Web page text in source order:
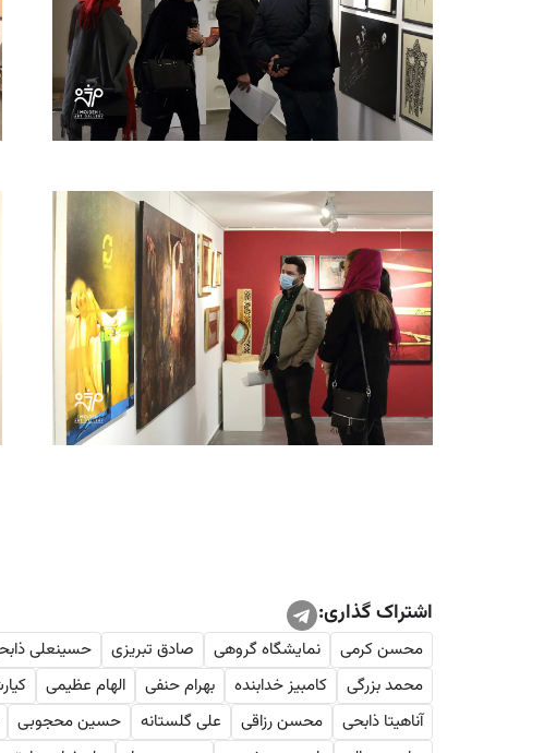
اشتراک گذاری:
محسن کرمی نمایشگاه گروهی صادق تبریزی حسینعلی
محمد بزرگی
کامبیز خدابنده بهرام حنفی الهام عظیمی
آناهیتا ذابحی
محسن رزاقی علی گلستانه حسین محجوبی